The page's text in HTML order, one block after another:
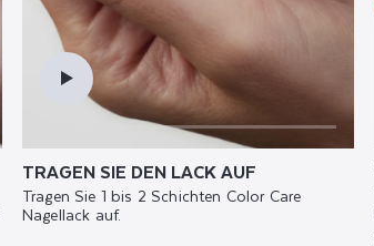
TRAGEN SIE DEN LACK AUF
Tragen Sie 1 bis 2 Schichten Color Care
Nagellack auf.